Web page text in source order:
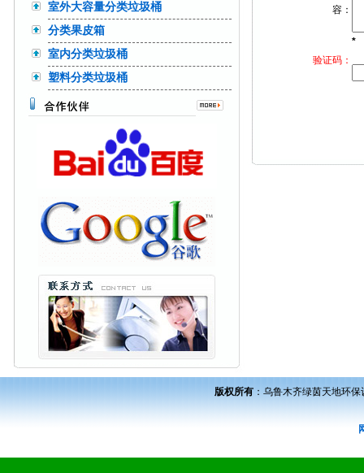
室外大容量分类垃圾桶
分类果皮箱
室内分类垃圾桶
塑料分类垃圾桶
容：
*
验证码：
版权所有 ： 乌鲁木齐绿茵天地环